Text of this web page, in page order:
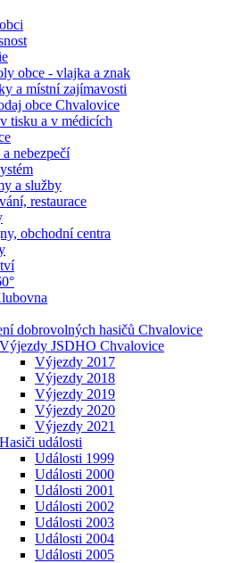
obce - vlajka a znak
a místní zajímavosti
obce Chvalovice
tisku a v médicích
nebezpečí
a služby
restaurace
obchodní centra
dobrovolných hasičů Chvalovice
Výjezdy JSDHO Chvalovice
Výjezdy 2017
Výjezdy 2018
Výjezdy 2019
Výjezdy 2020
Výjezdy 2021
Hasiči události
Události 1999
Události 2000
Události 2001
Události 2002
Události 2003
Události 2004
Události 2005